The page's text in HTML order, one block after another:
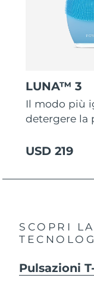
LUNA™ 3
Il modo più
detergere la
USD 219
SCOPRI
Pulsazioni